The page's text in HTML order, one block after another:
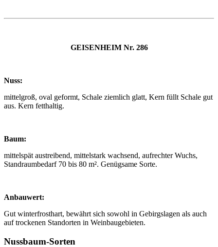
GEISENHEIM Nr. 286
Nuss:
mittelgroß, oval geformt, Schale ziemlich glatt, Kern füllt Schale gut
aus. Kern fetthaltig.
Baum:
mittelspät austreibend, mittelstark wachsend, aufrechter Wuchs,
Standraumbedarf 70 bis 80 m². Genügsame Sorte.
Anbauwert:
Gut winterfrosthart, bewährt sich sowohl in Gebirgslagen als auch
auf trockenen Standorten in Weinbaugebieten.
Nussbaum-Sorten